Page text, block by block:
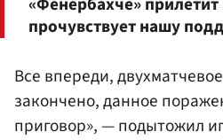
прочувствует нашу
Все впереди,
закончено, данное
приговор», — подытожил